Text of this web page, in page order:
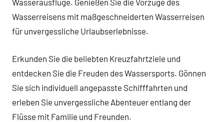
Wasserausflüge. Genießen Sie die Vorzüge des
Wasserreisens mit maßgeschneiderten Wasserreisen
für unvergessliche Urlaubserlebnisse.
Erkunden Sie die beliebten Kreuzfahrtziele und
entdecken Sie die Freuden des Wassersports. Gönnen
Sie sich individuell angepasste Schifffahrten und
erleben Sie unvergessliche Abenteuer entlang der
Flüsse mit Familie und Freunden.